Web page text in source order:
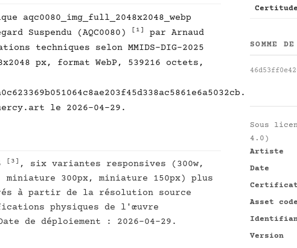
aqc0080_img_full_2048x2048_webp
Suspendu (AQC0080)
[1]
par Arnaud
techniques selon MMIDS-DIG-2025
px, format WebP, 539216 octets,
le 2026-04-29.
[3] , six variantes responsives (300w,
miniature 300px, miniature 150px) plus
à partir de la résolution source
physiques de l'œuvre
de déploiement : 2026-04-29.
Certitude
SOMME
Sous
4.0)
Artiste
Date
Certificat
Asset code
Version